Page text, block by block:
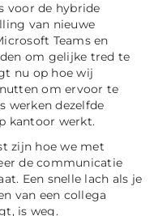
voor de hybride
van nieuwe
Teams en
om gelijke tred te
nu op hoe wij
om ervoor te
werken dezelfde
kantoor werkt.
zijn hoe we met
de communicatie
Een snelle lach als je
van een collega
is weg.